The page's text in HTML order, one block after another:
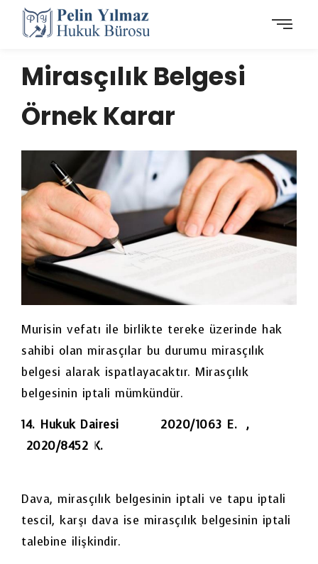
Mirasçılık Belgesi
Örnek Karar
Murisin vefatı ile birlikte tereke üzerinde hak
sahibi olan mirasçılar bu durumu mirasçılık
belgesi alarak ispatlayacaktır. Mirasçılık
belgesinin iptali mümkündür.
14. Hukuk Dairesi 2020/1063 E. ,
2020/8452 K.
Dava, mirasçılık belgesinin iptali ve tapu iptali
tescil, karşı dava ise mirasçılık belgesinin iptali
talebine ilişkindir.